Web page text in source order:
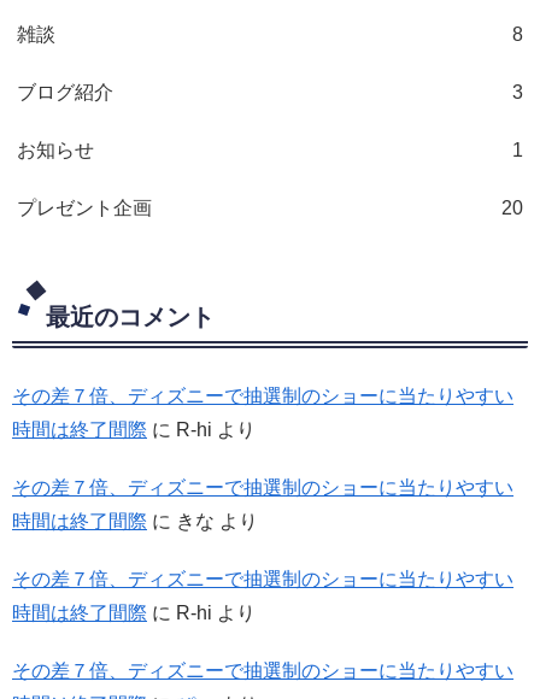
雑談 8
ブログ紹介 3
お知らせ 1
プレゼント企画 20
最近のコメント
その差７倍、ディズニーで抽選制のショーに当たりやすい
時間は終了間際 に R-hi より
その差７倍、ディズニーで抽選制のショーに当たりやすい
時間は終了間際 に きな より
その差７倍、ディズニーで抽選制のショーに当たりやすい
時間は終了間際 に R-hi より
その差７倍、ディズニーで抽選制のショーに当たりやすい